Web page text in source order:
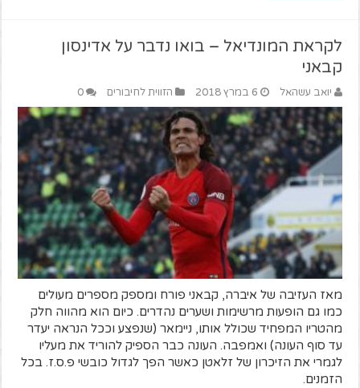
לקראת המונדיאל – בואו נדבר על אדינסון
קבאני
יואב עשהאל 6 במרץ 2018 הזווית לחיבורים 0
מאז העזיבה של איברה, קבאני פורח ומספק מספרים מעולים
כמו גם הופעות מרשימות ושערים נהדרים. כיום הוא מהווה חלק
מהטריו המפחיד שכולל אותו, ניימאר (שנפצע וככל הנראה יעדר
עד סוף העונה) ואמפבה. העונה כבר הספיק להוריד את מעליו
לגמרי את הזיכרון של זלאטן כאשר הפך לגדול כובשי פ.ס.ז. בכל
הזמנים.